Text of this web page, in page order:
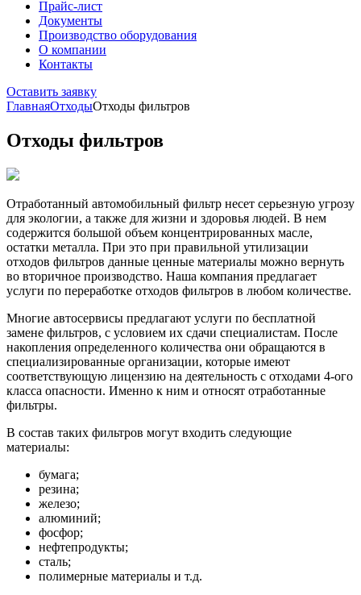
Прайс-лист
Документы
Производство оборудования
О компании
Контакты
Оставить заявку
ГлавнаяОтходыОтходы фильтров
Отходы фильтров
Отработанный автомобильный фильтр несет серьезную угрозу
для экологии, а также для жизни и здоровья людей. В нем
содержится большой объем концентрированных масле,
остатки металла. При это при правильной утилизации
отходов фильтров данные ценные материалы можно вернуть
во вторичное производство. Наша компания предлагает
услуги по переработке отходов фильтров в любом количестве.
Многие автосервисы предлагают услуги по бесплатной
замене фильтров, с условием их сдачи специалистам. После
накопления определенного количества они обращаются в
специализированные организации, которые имеют
соответствующую лицензию на деятельность с отходами 4-ого
класса опасности. Именно к ним и относят отработанные
фильтры.
В состав таких фильтров могут входить следующие
материалы:
бумага;
резина;
железо;
алюминий;
фосфор;
нефтепродукты;
сталь;
полимерные материалы и т.д.